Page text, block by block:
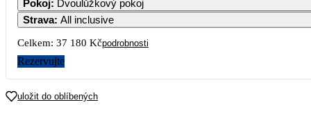
Pokoj: Dvoulůžkový pokoj
Strava: All inclusive
Celkem: 37 180 Kčpodrobnosti
Rezervujte
uložit do oblíbených